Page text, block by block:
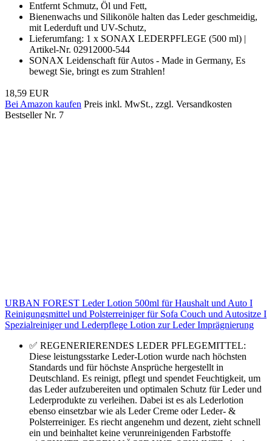
Entfernt Schmutz, Öl und Fett,
Bienenwachs und Silikonöle halten das Leder geschmeidig,
mit Lederduft und UV-Schutz,
Lieferumfang: 1 x SONAX LEDERPFLEGE (500 ml) |
Artikel-Nr. 02912000-544
SONAX Leidenschaft für Autos - Made in Germany, Es
bewegt Sie, bringt es zum Strahlen!
18,59 EUR
Bei Amazon kaufen Preis inkl. MwSt., zzgl. Versandkosten
Bestseller Nr. 7
URBAN FOREST Leder Lotion 500ml für Haushalt und Auto I
Reinigungsmittel und Polsterreiniger für Sofa Couch und Autositze I
Spezialreiniger und Lederpflege Lotion zur Leder Imprägnierung
✅ REGENERIERENDES LEDER PFLEGEMITTEL:
Diese leistungsstarke Leder-Lotion wurde nach höchsten
Standards und für höchste Ansprüche hergestellt in
Deutschland. Es reinigt, pflegt und spendet Feuchtigkeit, um
das Leder aufzubereiten und optimalen Schutz für Leder und
Lederprodukte zu verleihen. Dabei ist es als Lederlotion
ebenso einsetzbar wie als Leder Creme oder Leder- &
Polsterreiniger. Es riecht angenehm und dezent, zieht schnell
ein und beinhaltet keine verunreinigenden Farbstoffe